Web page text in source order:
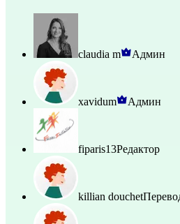
claudia m Админ
xavidum Админ
fiparis13Редактор
killian douchet